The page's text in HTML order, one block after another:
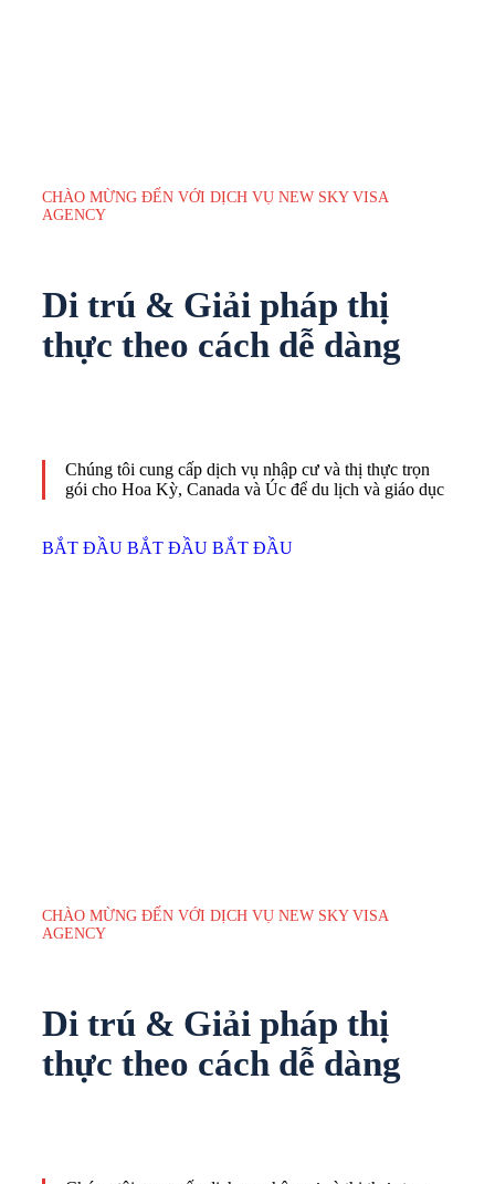
CHÀO MỪNG ĐẾN VỚI DỊCH VỤ NEW SKY VISA
AGENCY
Di trú & Giải pháp thị
thực theo cách dễ dàng
Chúng tôi cung cấp dịch vụ nhập cư và thị thực trọn
gói cho Hoa Kỳ, Canada và Úc để du lịch và giáo dục
BẮT ĐẦU BẮT ĐẦU BẮT ĐẦU
CHÀO MỪNG ĐẾN VỚI DỊCH VỤ NEW SKY VISA
AGENCY
Di trú & Giải pháp thị
thực theo cách dễ dàng